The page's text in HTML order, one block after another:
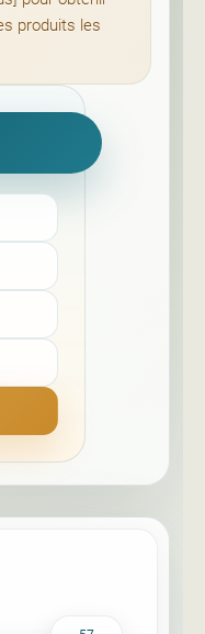
produits les